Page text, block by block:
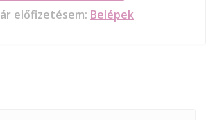
előfizetésem: Belépek